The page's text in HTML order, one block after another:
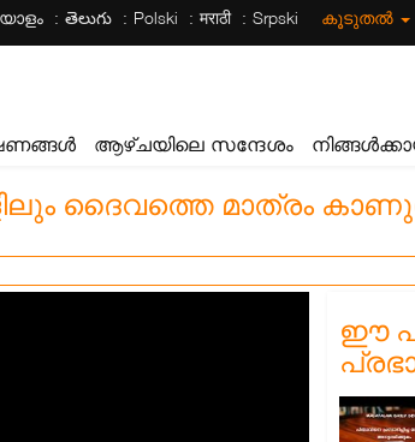
తెలుగు Polski मराठी Srpski കൂടുതൽ
ആഴ്ചയിലെ സന്ദേശം
ദൈവത്തെ മാത്രം
ഈ